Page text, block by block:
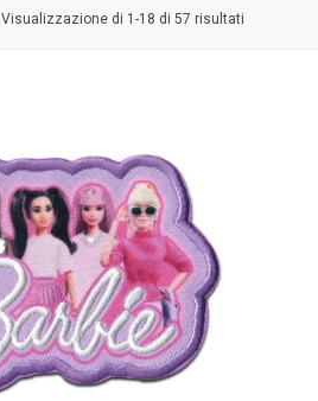
Visualizzazione di 1-18 di 57 risultati